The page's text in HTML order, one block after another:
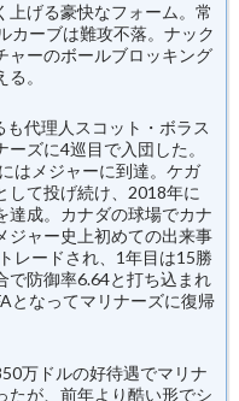
上げる豪快なフォーム。常
カーブは難攻不落。ナック
ャーのボールブロッキング
。
代理人スコット・ボラス
ズに4巡目で入団した。
はメジャーに到達。ケガ
して投げ続け、2018年に
達成。カナダの球場でカナ
ジャー史上初めての出来事
レードされ、1年目は15勝
で防御率6.64と打ち込まれ
となってマリナーズに復帰
万ドルの好待遇でマリナ
たが、前年より酷い形でシ